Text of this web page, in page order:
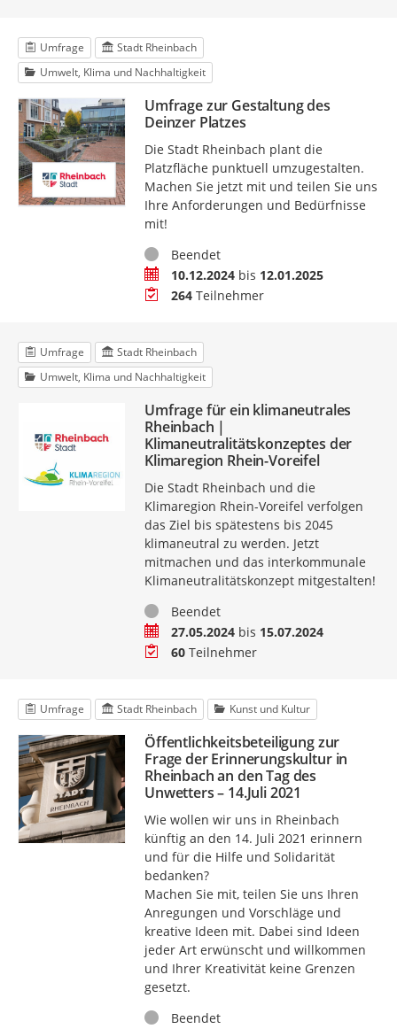
Umfrage
Stadt Rheinbach
Umwelt, Klima und Nachhaltigkeit
Umfrage zur Gestaltung des
Deinzer Platzes
Die Stadt Rheinbach plant die
Platzfläche punktuell umzugestalten.
Machen Sie jetzt mit und teilen Sie uns
Ihre Anforderungen und Bedürfnisse
mit!
StatusBeendet
Zeitraum10.12.2024bis 12.01.2025
Teilnehmer
264Teilnehmer
Umfrage
Stadt Rheinbach
Umwelt, Klima und Nachhaltigkeit
Umfrage für ein klimaneutrales
Rheinbach |
Klimaneutralitätskonzeptes der
Klimaregion Rhein-Voreifel
Die Stadt Rheinbach und die
Klimaregion Rhein-Voreifel verfolgen
das Ziel bis spätestens bis 2045
klimaneutral zu werden. Jetzt
mitmachen und das interkommunale
Klimaneutralitätskonzept mitgestalten!
StatusBeendet
Zeitraum27.05.2024bis 15.07.2024
Teilnehmer
60Teilnehmer
Umfrage Stadt Rheinbach Kunst und Kultur
Öffentlichkeitsbeteiligung zur
Frage der Erinnerungskultur in
Rheinbach an den Tag des
Unwetters – 14.Juli 2021
Wie wollen wir uns in Rheinbach
künftig an den 14. Juli 2021 erinnern
und für die Hilfe und Solidarität
bedanken?
Machen Sie mit, teilen Sie uns Ihren
Anregungen und Vorschläge und
kreative Ideen mit. Dabei sind Ideen
jeder Art erwünscht und willkommen
und Ihrer Kreativität keine Grenzen
gesetzt.
StatusBeendet